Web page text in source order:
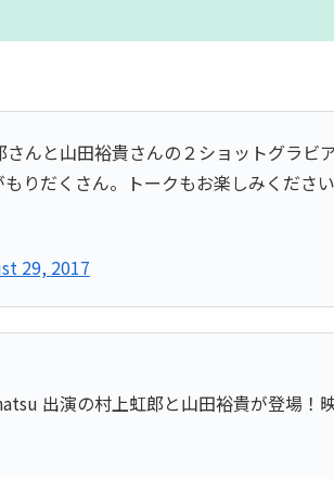
さんと山田裕貴さんの２ショットグラ
だくさん。トークもお楽しみください
29, 2017
出演の村上虹郎と山田裕貴が登場！